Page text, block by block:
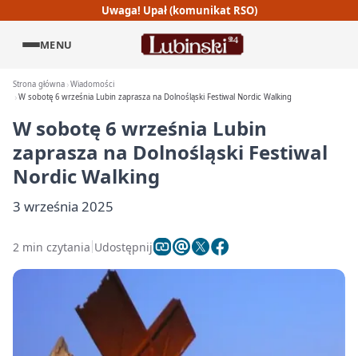
Uwaga! Upał (komunikat RSO)
MENU
Strona główna Wiadomości
W sobotę 6 września Lubin zaprasza na Dolnośląski Festiwal Nordic Walking
W sobotę 6 września Lubin
zaprasza na Dolnośląski Festiwal
Nordic Walking
3 września 2025
2 min czytania Udostępnij